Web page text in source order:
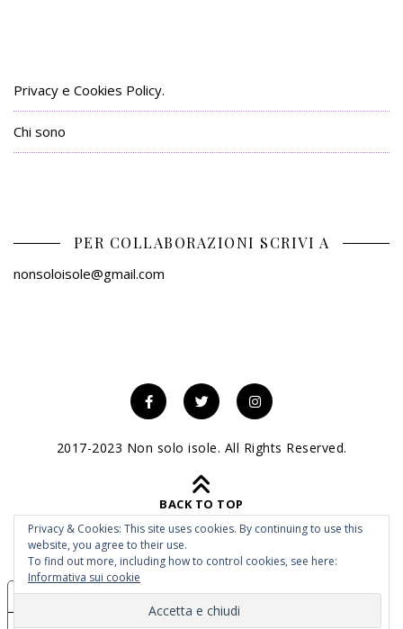
Privacy e Cookies Policy.
Chi sono
PER COLLABORAZIONI SCRIVI A
nonsoloisole@gmail.com
2017-2023 Non solo isole. All Rights Reserved.
BACK TO TOP
Privacy & Cookies: This site uses cookies. By continuing to use this
website, you agree to their use.
To find out more, including how to control cookies, see here:
Informativa sui cookie
Le tue preferenze relative alla privacy